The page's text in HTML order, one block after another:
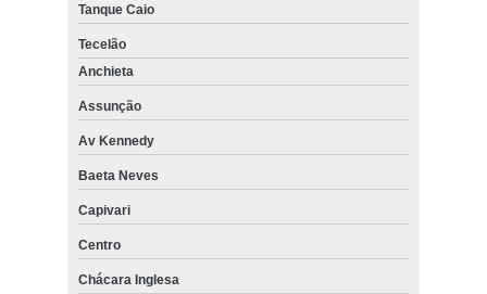
Tanque Caio
Tecelão
Anchieta
Assunção
Av Kennedy
Baeta Neves
Capivari
Centro
Chácara Inglesa